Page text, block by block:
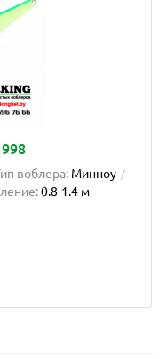
воблера: Минноу
0.8-1.4 м